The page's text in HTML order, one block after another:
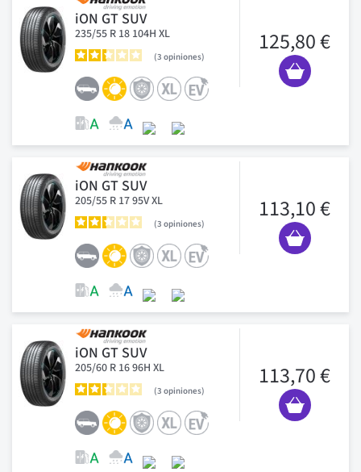
iON GT SUV
235/55 R 18 104H XL
3 opiniones
125,80 €
iON GT SUV
205/55 R 17 95V XL
3 opiniones
113,10 €
iON GT SUV
205/60 R 16 96H XL
3 opiniones
113,70 €